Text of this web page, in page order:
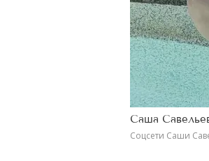
Саша
Соцсети Саши